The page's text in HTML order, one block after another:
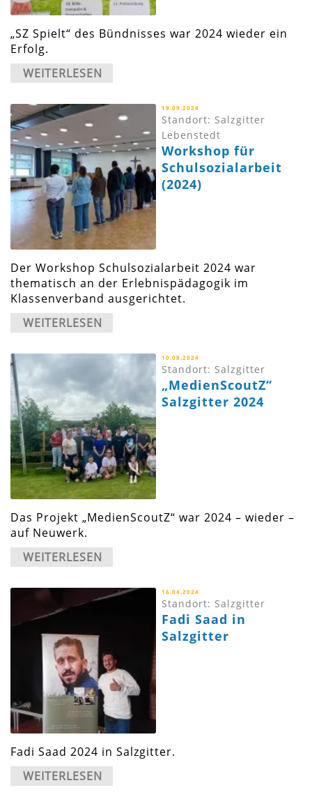
„SZ Spielt“ des Bündnisses war 2024 wieder ein
Erfolg.
WEITERLESEN
19.09.2024
Standort: Salzgitter
Lebenstedt
Workshop für
Schulsozialarbeit
(2024)
Der Workshop Schulsozialarbeit 2024 war
thematisch an der Erlebnispädagogik im
Klassenverband ausgerichtet.
WEITERLESEN
10.08.2024
Standort: Salzgitter
„MedienScoutZ“
Salzgitter 2024
Das Projekt „MedienScoutZ“ war 2024 – wieder –
auf Neuwerk.
WEITERLESEN
16.04.2024
Standort: Salzgitter
Fadi Saad in
Salzgitter
Fadi Saad 2024 in Salzgitter.
WEITERLESEN